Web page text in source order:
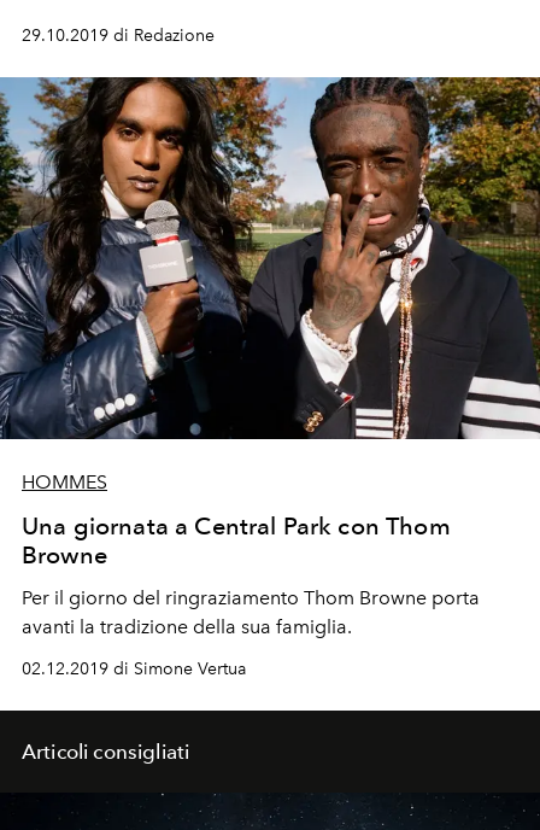
29.10.2019 di Redazione
HOMMES
Una giornata a Central Park con Thom
Browne
Per il giorno del ringraziamento Thom Browne porta
avanti la tradizione della sua famiglia.
02.12.2019 di Simone Vertua
Articoli consigliati